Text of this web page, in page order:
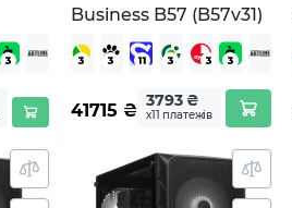
Business B57 (B57v31)
41715 ₴ 3793 ₴
х11 платежів